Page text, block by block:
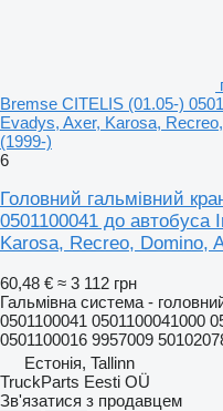
Bremse CITELIS (01.05-)
Evadys, Axer, Karosa,
(1999-)
6
Головний гальмівний
0501100041 до
Karosa, Recreo, Domino,
60,48 € ≈ 3 112 грн
Гальмівна система -
0501100041 0501100041000
0501100016 9957009
Естонія, Tallinn
TruckParts Eesti OÜ
Зв'язатися з продавцем